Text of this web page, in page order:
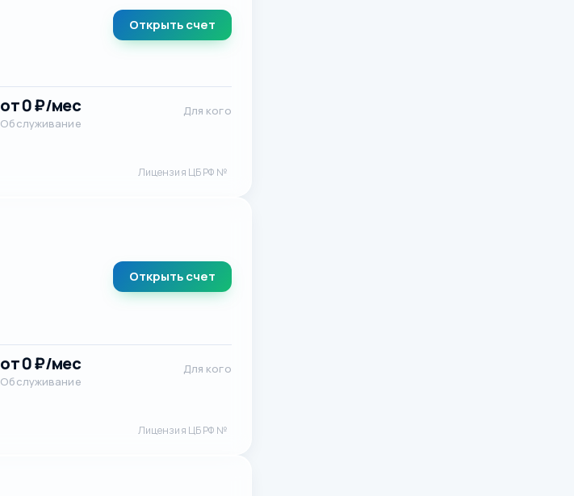
Открыть счет
от 0 ₽/мес
Обслуживание
Для кого
Лицензия ЦБ РФ №
Открыть счет
от 0 ₽/мес
Обслуживание
Для кого
Лицензия ЦБ РФ №